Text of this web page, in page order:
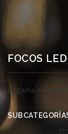
FOCOS LED
La gama más